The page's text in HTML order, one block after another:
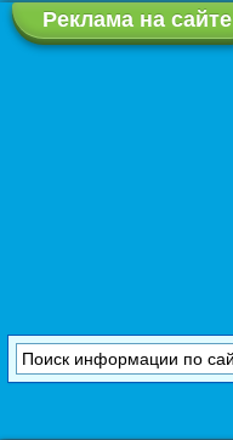
Реклама на сайте